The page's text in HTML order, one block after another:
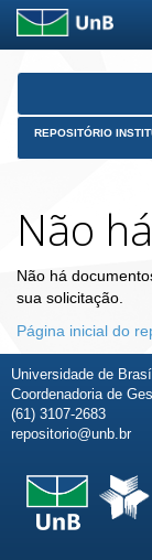
Skip
REPOSITÓRIO
Não
Não há
sua solicitação.
Página inicial do
Universidade de
Coordenadoria de
(61) 3107-2683
repositorio@unb.br